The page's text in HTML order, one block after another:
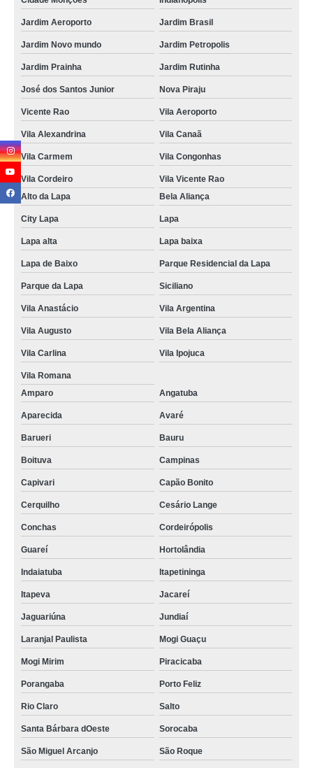
Jardim Aeroporto Jardim Brasil
Jardim Novo mundo Jardim Petropolis
Jardim Prainha Jardim Rutinha
José dos Santos Junior Nova Piraju
Vicente Rao Vila Aeroporto
Vila Alexandrina Vila Canaã
Vila Carmem Vila Congonhas
Vila Cordeiro
Vila Vicente Rao
Alto da Lapa
Bela Aliança
City Lapa Lapa
Lapa alta Lapa baixa
Lapa de Baixo Parque Residencial da Lapa
Parque da Lapa Siciliano
Vila Anastácio Vila Argentina
Vila Augusto Vila Bela Aliança
Vila Carlina Vila Ipojuca
Vila Romana
Amparo
Angatuba
Aparecida Avaré
Barueri Bauru
Boituva Campinas
Capivari Capão Bonito
Cerquilho Cesário Lange
Conchas Cordeirópolis
Guareí Hortolândia
Indaiatuba Itapetininga
Itapeva Jacareí
Jaguariúna Jundiaí
Laranjal Paulista Mogi Guaçu
Mogi Mirim Piracicaba
Porangaba Porto Feliz
Rio Claro Salto
Santa Bárbara dOeste Sorocaba
São Miguel Arcanjo São Roque